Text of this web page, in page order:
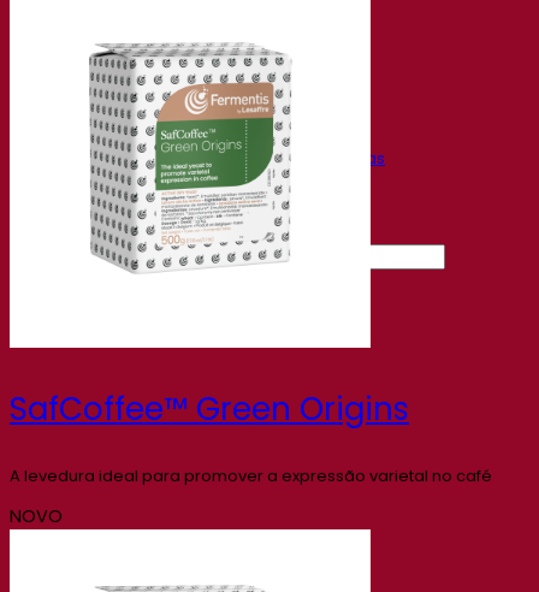
Sobre a Academia Fermentis
Gravações de webinars
Recursos
Centro de conhecimento
Percepções de especialistas
Documentations
Fermentis app
Find us
Pesquisar por:
SafCoffee™ Green Origins
A levedura ideal para promover a expressão varietal no café
NOVO